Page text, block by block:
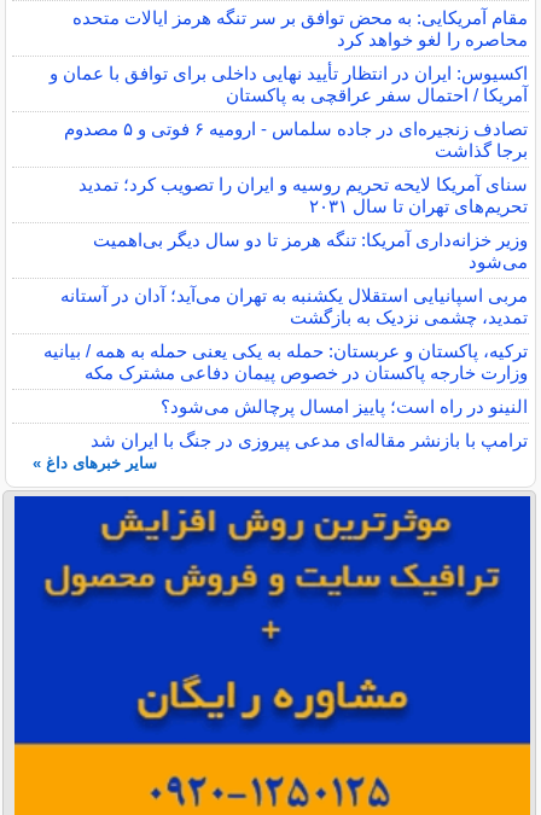
مقام آمریکایی: به محض توافق بر سر تنگه هرمز ایالات متحده
محاصره را لغو خواهد کرد
اکسیوس: ایران در انتظار تأیید نهایی داخلی برای توافق با عمان و
آمریکا / احتمال سفر عراقچی به پاکستان
تصادف زنجیره‌ای در جاده سلماس - ارومیه ۶ فوتی و ۵ مصدوم
برجا گذاشت
سنای آمریکا لایحه تحریم روسیه و ایران را تصویب کرد؛ تمدید
تحریم‌های تهران تا سال ۲۰۳۱
وزیر خزانه‌داری آمریکا: تنگه هرمز تا دو سال دیگر بی‌اهمیت
می‌شود
مربی اسپانیایی استقلال یکشنبه به تهران می‌آید؛ آدان در آستانه
تمدید، چشمی نزدیک به بازگشت
ترکیه، پاکستان و عربستان: حمله به یکی یعنی حمله به همه / بیانیه
وزارت خارجه پاکستان در خصوص پیمان دفاعی مشترک مکه
النینو در راه است؛ پاییز امسال پرچالش می‌شود؟
ترامپ با بازنشر مقاله‌ای مدعی پیروزی در جنگ با ایران شد
سایر خبرهای داغ »